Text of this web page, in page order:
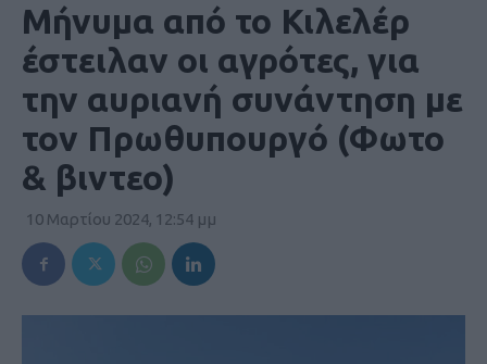
Μήνυμα από το Κιλελέρ
έστειλαν οι αγρότες, για
την αυριανή συνάντηση με
τον Πρωθυπουργό (Φωτο
& βιντεο)
10 Μαρτίου 2024, 12:54 μμ